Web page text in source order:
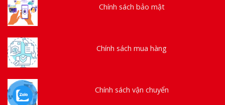
Chính sách bảo mật
Chính sách mua hàng
Chính sách vận chuyển